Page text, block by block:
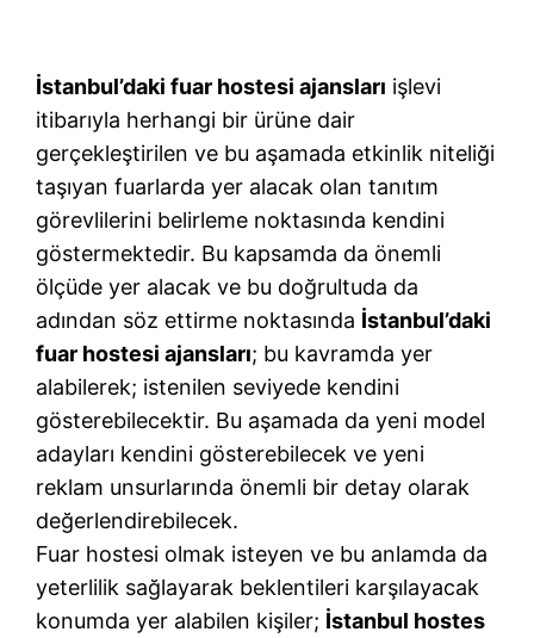
İstanbul’daki fuar hostesi ajansları işlevi
itibarıyla herhangi bir ürüne dair
gerçekleştirilen ve bu aşamada etkinlik niteliği
taşıyan fuarlarda yer alacak olan tanıtım
görevlilerini belirleme noktasında kendini
göstermektedir. Bu kapsamda da önemli
ölçüde yer alacak ve bu doğrultuda da
adından söz ettirme noktasında İstanbul’daki
fuar hostesi ajansları; bu kavramda yer
alabilerek; istenilen seviyede kendini
gösterebilecektir. Bu aşamada da yeni model
adayları kendini gösterebilecek ve yeni
reklam unsurlarında önemli bir detay olarak
değerlendirebilecek.
Fuar hostesi olmak isteyen ve bu anlamda da
yeterlilik sağlayarak beklentileri karşılayacak
konumda yer alabilen kişiler; İstanbul hostes